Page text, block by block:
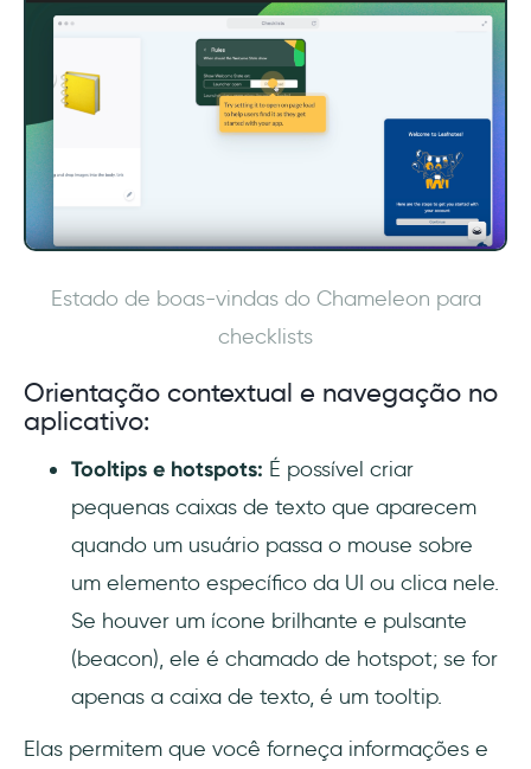
Estado de boas-vindas do Chameleon para
checklists
Orientação contextual e navegação no
aplicativo:
Tooltips e hotspots: É possível criar
pequenas caixas de texto que aparecem
quando um usuário passa o mouse sobre
um elemento específico da UI ou clica nele.
Se houver um ícone brilhante e pulsante
(beacon), ele é chamado de hotspot; se for
apenas a caixa de texto, é um tooltip.
Elas permitem que você forneça informações e